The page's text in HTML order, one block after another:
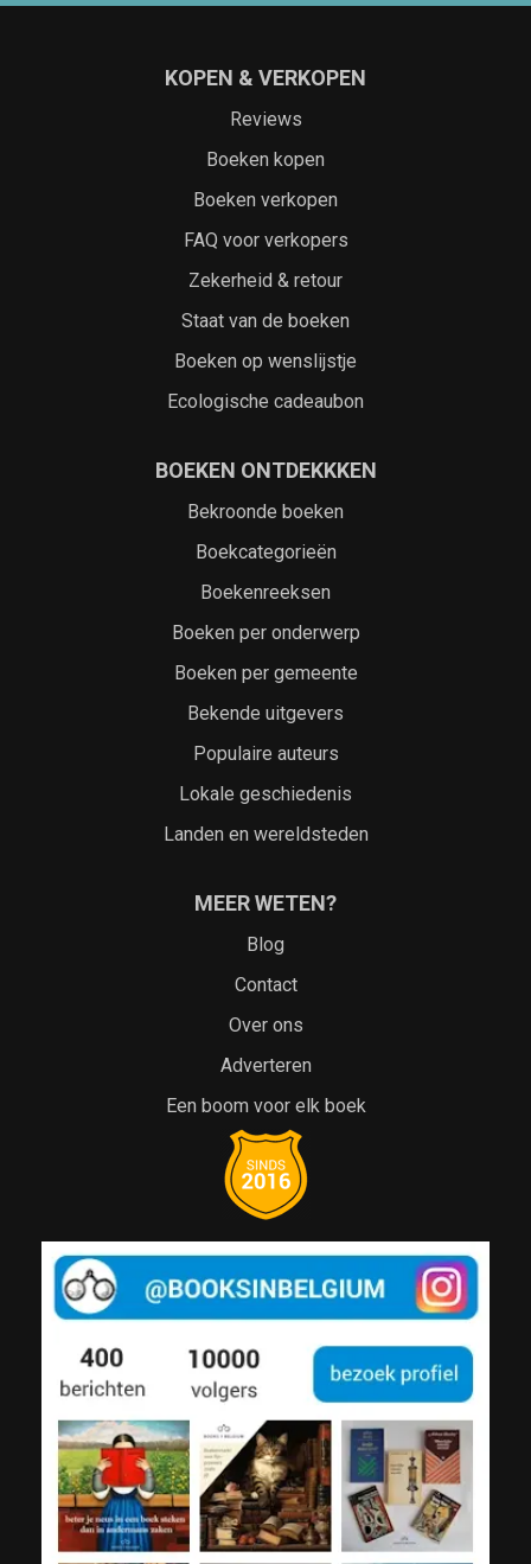
KOPEN & VERKOPEN
Reviews
Boeken kopen
Boeken verkopen
FAQ voor verkopers
Zekerheid & retour
Staat van de boeken
Boeken op wenslijstje
Ecologische cadeaubon
BOEKEN ONTDEKKKEN
Bekroonde boeken
Boekcategorieën
Boekenreeksen
Boeken per onderwerp
Boeken per gemeente
Bekende uitgevers
Populaire auteurs
Lokale geschiedenis
Landen en wereldsteden
MEER WETEN?
Blog
Contact
Over ons
Adverteren
Een boom voor elk boek